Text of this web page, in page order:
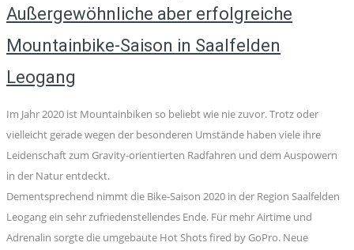
Außergewöhnliche aber erfolgreiche
Mountainbike-Saison in Saalfelden
Leogang
Im Jahr 2020 ist Mountainbiken so beliebt wie nie zuvor. Trotz oder
vielleicht gerade wegen der besonderen Umstände haben viele ihre
Leidenschaft zum Gravity-orientierten Radfahren und dem Auspowern
in der Natur entdeckt.
Dementsprechend nimmt die Bike-Saison 2020 in der Region Saalfelden
Leogang ein sehr zufriedenstellendes Ende. Für mehr Airtime und
Adrenalin sorgte die umgebaute Hot Shots fired by GoPro. Neue